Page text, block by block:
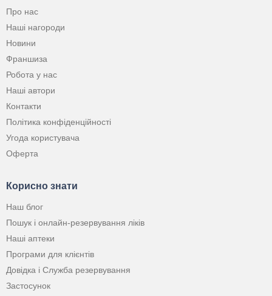
Про нас
Наші нагороди
Новини
Франшиза
Робота у нас
Наші автори
Контакти
Політика конфіденційності
Угода користувача
Оферта
Корисно знати
Наш блог
Пошук і онлайн-резервування ліків
Наші аптеки
Програми для клієнтів
Довідка і Служба резервування
Застосунок